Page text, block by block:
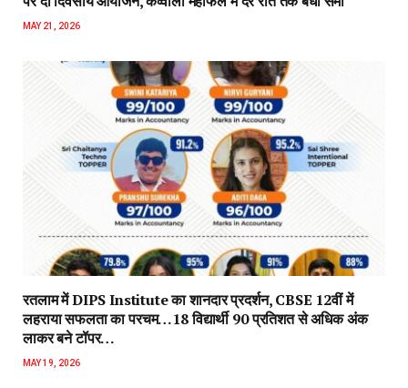
MAY 21, 2026
रतलाम में DIPS Institute का शानदार प्रदर्शन, CBSE 12वीं में
लहराया सफलता का परचम…18 विद्यार्थी 90 प्रतिशत से अधिक अंक
लाकर बने टॉपर…
MAY 19, 2026